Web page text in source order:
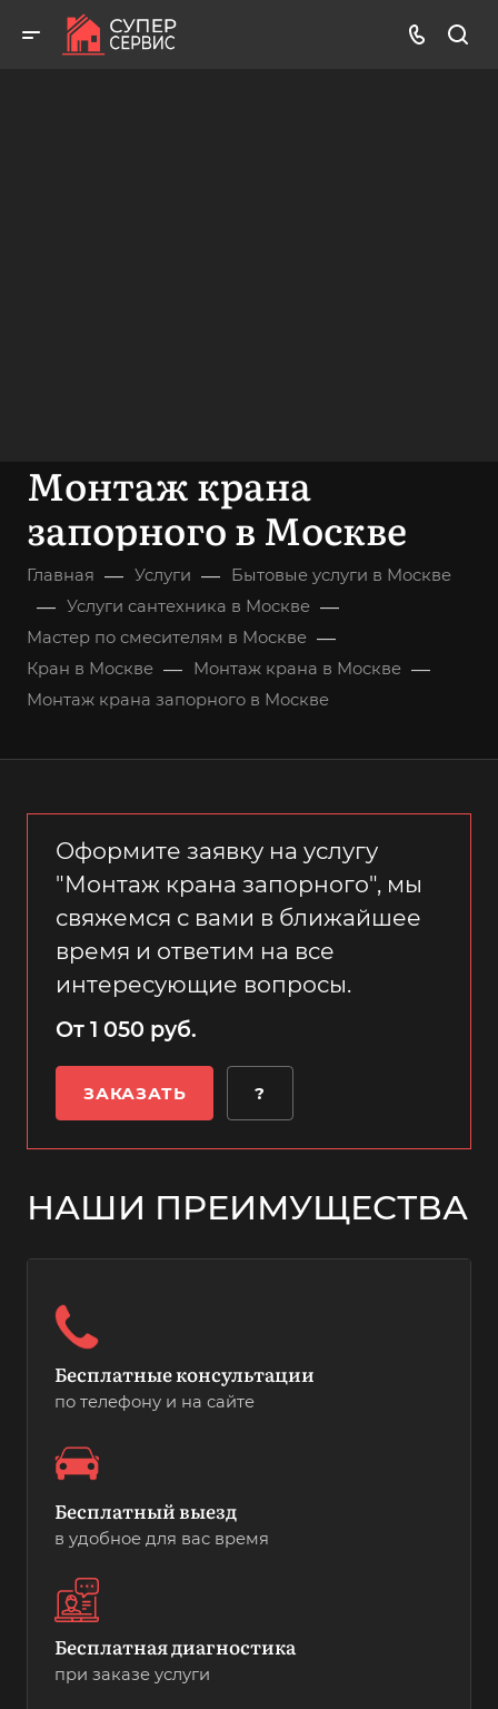
Монтаж крана
запорного в Москве
Главная — Услуги — Бытовые услуги в Москве
— Услуги сантехника в Москве —
Мастер по смесителям в Москве —
Кран в Москве — Монтаж крана в Москве —
Монтаж крана запорного в Москве
Оформите заявку на услугу
"Монтаж крана запорного", мы
свяжемся с вами в ближайшее
время и ответим на все
интересующие вопросы.
От 1 050 руб.
ЗАКАЗАТЬ ?
НАШИ ПРЕИМУЩЕСТВА
Бесплатные консультации
по телефону и на сайте
Бесплатный выезд
в удобное для вас время
Бесплатная диагностика
при заказе услуги